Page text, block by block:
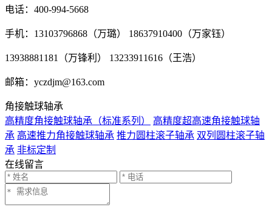
电话：400-994-5668
手机：13103796868（万璐） 18637910400（万家钰）
13938881181（万锋利） 13233911616（王浩）
邮箱：yczdjm@163.com
角接触球轴承
高精度角接触球轴承（标准系列）
高精度超高速角接触球轴
承 高速推力角接触球轴承 推力圆柱滚子轴承 双列圆柱滚子轴
承 非标定制
在线留言